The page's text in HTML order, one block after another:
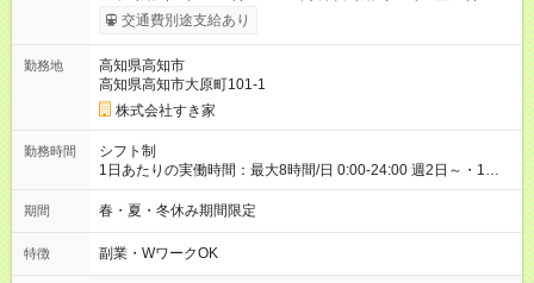
1375円 高校生時給：1050円 【特別手当】早朝手当（5：00-9：
00）時給+150円 【試用期間】試用期間あり 試用期間の長さ：1
30日（※条件変更なし）ですが、切り上げで一ヶ月とさせてい
ただきます。 研修制度あり：15時間(研修中も同時給）
交通費別途支給あり
勤務地
高知県高知市
高知県高知市大原町101-1
株式会社すき家
勤務時間
シフト制
1日あたりの実働時間：最大8時間/日 0:00-24:00 週2日～・1日
2h～OK ＜シフト例＞ 〇朝帯 5:00-9:00 〇昼帯 9:00-14:00 〇午
後帯 14:00-18:00 〇夜帯 18:00-22:00 〇深夜帯 22:00-翌5:00 基
ます♪
期間 春・夏・冬休み期間限定
特徴 副業・WワークOK